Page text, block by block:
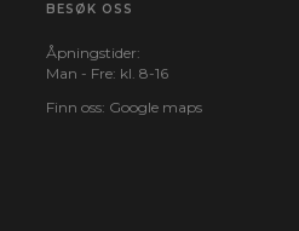
BESØK OSS
Åpningstider:
Man - Fre: kl. 8-16
Finn oss: Google maps